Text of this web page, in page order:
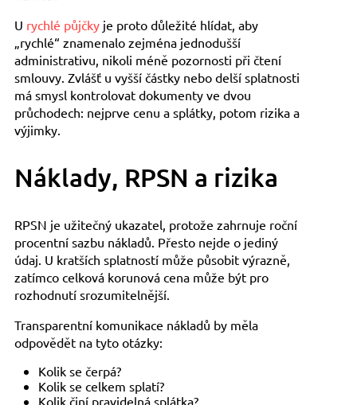
U rychlé půjčkyje proto důležité hlídat, aby
„rychlé“ znamenalo zejména jednodušší
administrativu, nikoli méně pozornosti při čtení
smlouvy. Zvlášť u vyšší částky nebo delší splatnosti
má smysl kontrolovat dokumenty ve dvou
průchodech: nejprve cenu a splátky, potom rizika a
výjimky.
Náklady, RPSN a rizika
RPSN je užitečný ukazatel, protože zahrnuje roční
procentní sazbu nákladů. Přesto nejde o jediný
údaj. U kratších splatností může působit výrazně,
zatímco celková korunová cena může být pro
rozhodnutí srozumitelnější.
Transparentní komunikace nákladů by měla
odpovědět na tyto otázky:
Kolik se čerpá?
Kolik se celkem splatí?
Kolik činí pravidelná splátka?